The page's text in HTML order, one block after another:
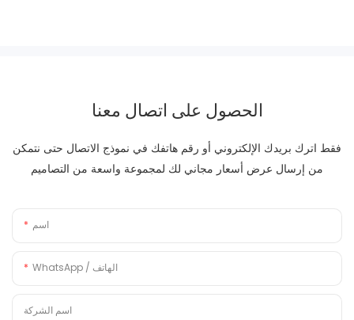
الحصول على اتصال معنا
فقط اترك بريدك الإلكتروني أو رقم هاتفك في نموذج الاتصال حتى نتمكن
من إرسال عرض أسعار مجاني لك لمجموعة واسعة من التصاميم
اسم
WhatsApp / الهاتف
اسم الشركة